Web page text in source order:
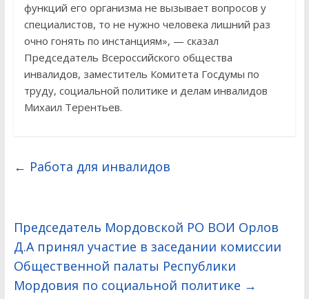
функций его организма не вызывает вопросов у
специалистов, то не нужно человека лишний раз
очно гонять по инстанциям», — сказал
Председатель Всероссийского общества
инвалидов, заместитель Комитета Госдумы по
труду, социальной политике и делам инвалидов
Михаил Терентьев.
← Работа для инвалидов
Председатель Мордовской РО ВОИ Орлов
Д.А принял участие в заседании комиссии
Общественной палаты Республики
Мордовия по социальной политике →